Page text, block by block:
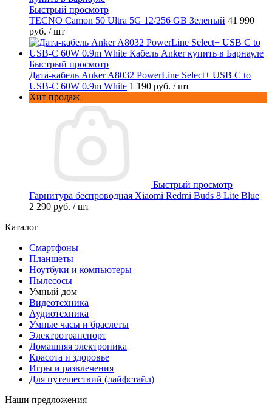
Быстрый просмотр
TECNO Camon 50 Ultra 5G 12/256 GB Зеленый 41 990
руб. / шт
Быстрый просмотр
Дата-кабель Anker A8032 PowerLine Select+ USB C to
USB-C 60W 0.9m White 1 190 руб. / шт
Хит продаж
Быстрый просмотр
Гарнитура беспроводная Xiaomi Redmi Buds 8 Lite Blue
2 290 руб. / шт
Каталог
Смартфоны
Планшеты
Ноутбуки и компьютеры
Пылесосы
Умный дом
Видеотехника
Аудиотехника
Умные часы и браслеты
Электротранспорт
Домашняя электроника
Красота и здоровье
Игры и развлечения
Для путешествий (лайфстайл)
Наши предложения